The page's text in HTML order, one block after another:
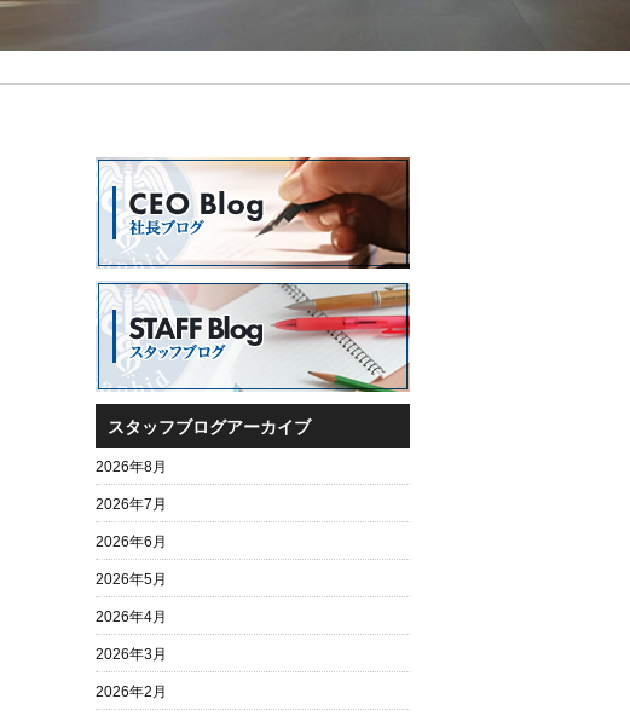
スタッフブログアーカイブ
2026年8月
2026年7月
2026年6月
2026年5月
2026年4月
2026年3月
2026年2月